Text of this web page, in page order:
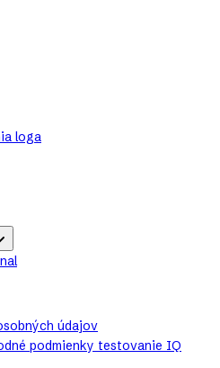
loga
údajov
podmienky testovanie IQ